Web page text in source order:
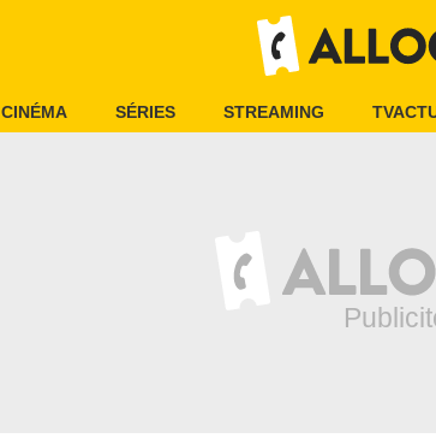
CINÉMA SÉRIES STREAMING